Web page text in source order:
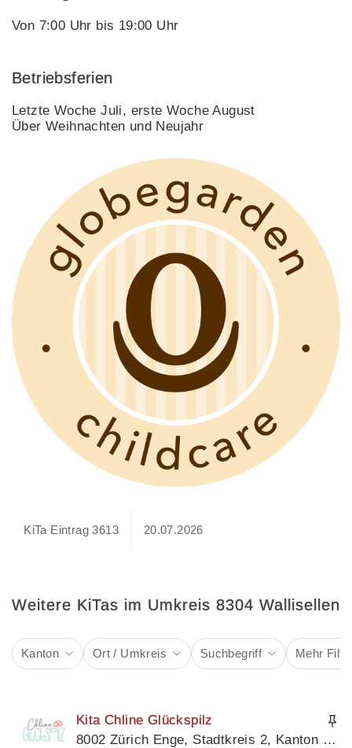
Von 7:00 Uhr bis 19:00 Uhr
Betriebsferien
Letzte Woche Juli, erste Woche August
Über Weihnachten und Neujahr
KiTa Eintrag 3613 20.07.2026
Weitere KiTas im Umkreis 8304 Wallisellen
Kanton Ort / Umkreis Suchbegriff Mehr
Kita Chline Glückspilz
8002 Zürich Enge, Stadtkreis 2, Kanton Zürich